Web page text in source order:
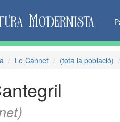
Le Cannet (tota la població)